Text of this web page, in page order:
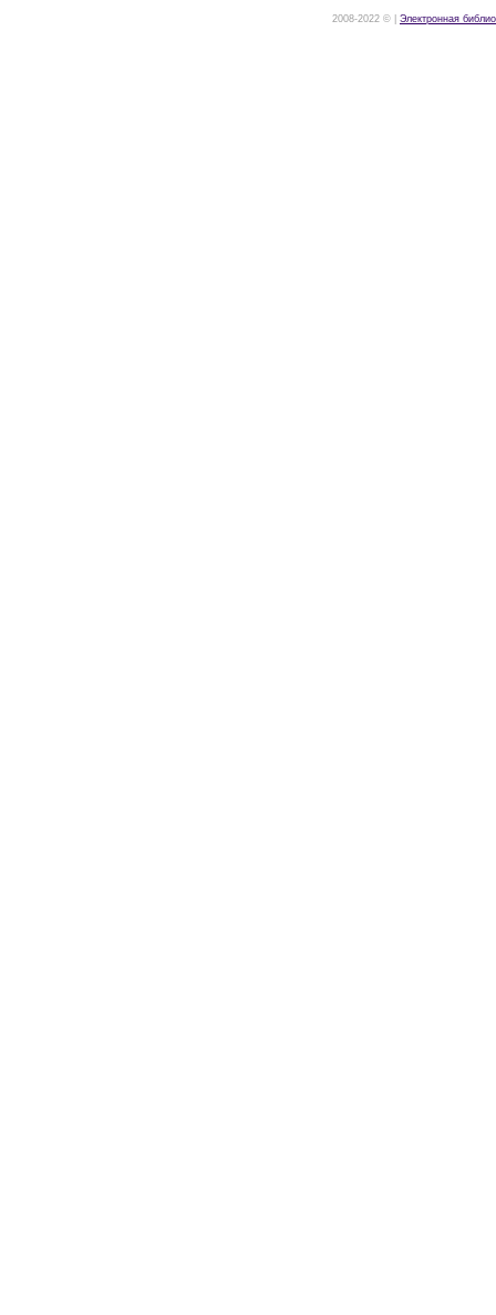
2008-2022 © | Электронная